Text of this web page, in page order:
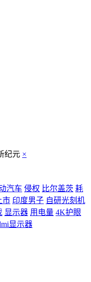
×
汽车 侵权 比尔盖茨 耗
市 印度男子 自研光刻机
显示器 用电量 4K护眼
显示器